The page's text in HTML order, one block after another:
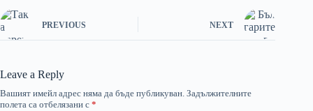
PREVIOUS NEXT
Leave a Reply
Вашият имейл адрес няма да бъде публикуван. Задължителните
полета са отбелязани с *